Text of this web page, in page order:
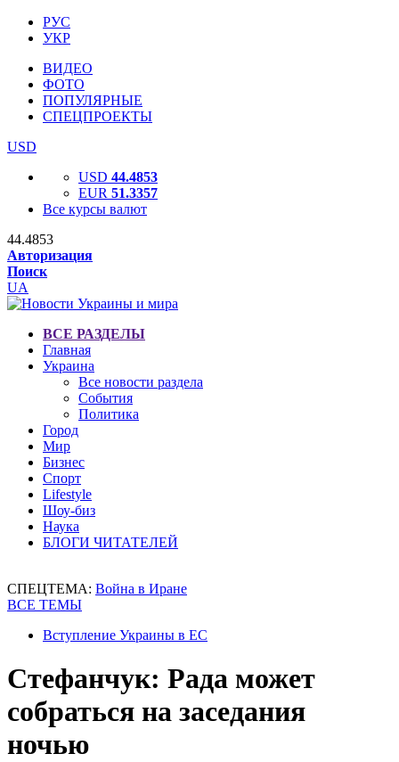
РУС
УКР
ВИДЕО
ФОТО
ПОПУЛЯРНЫЕ
СПЕЦПРОЕКТЫ
USD
USD 44.4853
EUR 51.3357
Все курсы валют
44.4853
Авторизация
Поиск
UA
ВСЕ РАЗДЕЛЫ
Главная
Украина
Все новости раздела
События
Политика
Город
Мир
Бизнес
Спорт
Lifestyle
Шоу-биз
Наука
БЛОГИ ЧИТАТЕЛЕЙ
СПЕЦТЕМА: Война в Иране
ВСЕ ТЕМЫ
Вступление Украины в ЕС
Стефанчук: Рада может
собраться на заседания
ночью